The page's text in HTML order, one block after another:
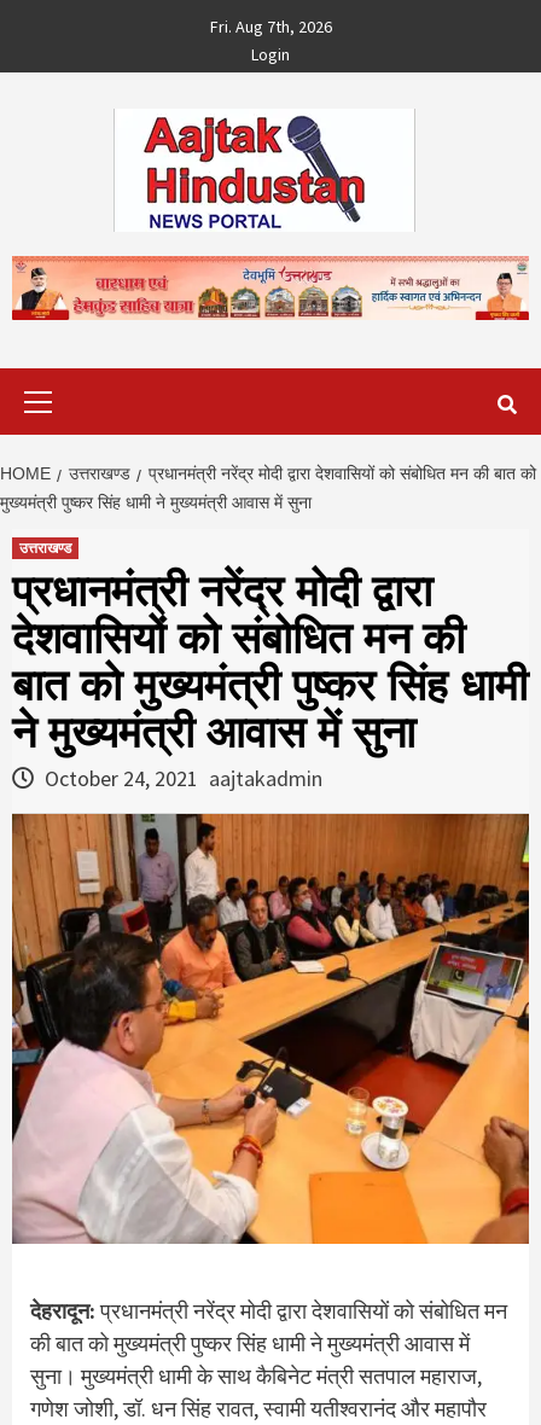
content
Fri. Aug 7th, 2026
Login
HOME उत्तराखण्ड
प्रधानमंत्री नरेंद्र मोदी द्वारा देशवासियों को संबोधित मन की बात को
मुख्यमंत्री पुष्कर सिंह धामी ने मुख्यमंत्री आवास में सुना
उत्तराखण्ड
प्रधानमंत्री नरेंद्र मोदी द्वारा
देशवासियों को संबोधित मन की
बात को मुख्यमंत्री पुष्कर सिंह धामी
ने मुख्यमंत्री आवास में सुना
October 24, 2021 aajtakadmin
देहरादून:प्रधानमंत्री नरेंद्र मोदी द्वारा देशवासियों को संबोधित मन
की बात को मुख्यमंत्री पुष्कर सिंह धामी ने मुख्यमंत्री आवास में
सुना। मुख्‍यमंत्री धामी के साथ कैबिनेट मंत्री सतपाल महाराज,
गणेश जोशी, डॉ. धन सिंह रावत, स्वामी यतीश्वरानंद और महापौर